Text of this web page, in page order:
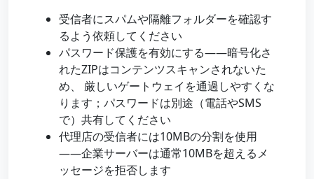
受信者にスパムや隔離フォルダーを確認す
るよう依頼してください
パスワード保護を有効にする——暗号化さ
れたZIPはコンテンツスキャンされないた
め、 厳しいゲートウェイを通過しやすくな
ります；パスワードは別途（電話やSMS
で）共有してください
代理店の受信者には10MBの分割を使用
——企業サーバーは通常10MBを超えるメ
ッセージを拒否します